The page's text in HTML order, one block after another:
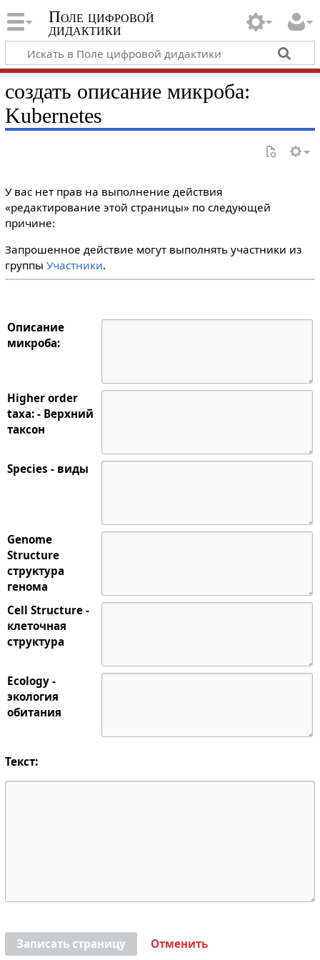
Поле цифровой
дидактики
создать описание микроба:
Kubernetes
У вас нет прав на выполнение действия
«редактирование этой страницы» по следующей
причине:
Запрошенное действие могут выполнять участники из
группы Участники.
Описание
микроба:
Higher order
taxa: - Верхний
таксон
Species - виды
Genome
Structure
структура
генома
Cell Structure -
клеточная
структура
Ecology -
экология
обитания
Текст:
Записать страницу Отменить